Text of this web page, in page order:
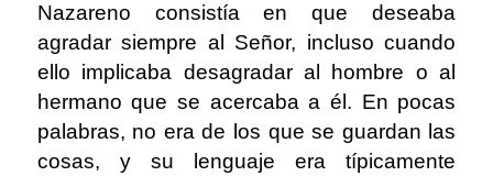
Nazareno consistía en que deseaba
agradar siempre al Señor, incluso cuando
ello implicaba desagradar al hombre o al
hermano que se acercaba a él. En pocas
palabras, no era de los que se guardan las
cosas, y su lenguaje era típicamente